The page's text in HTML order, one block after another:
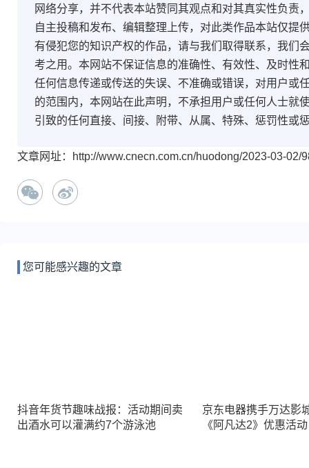
网络分享，并不代表本站赞同其观点和对其真实性负责
自主投稿和发布、编辑整理上传，对此类作品本站仅提
有侵犯您的知识产权的作品，请与我们取得联系，我们
考之用。本网站不保证信息的准确性、有效性、及时性
任何信息传递或传送的失误、不准确或错误，对用户或
的范围内，本网站在此声明，不承担用户或任何人士就
引致的任何直接、间接、附带、从属、特殊、惩罚性或
文章网址：http://www.cnecn.com.cn/huodong/2023-03-02/
您可能感兴趣的文章
抖音年货节趣味战报：活动期间卖
出酒水可以灌满约7个游泳池
京东电器携手万达影
《阿凡达2》优惠活动